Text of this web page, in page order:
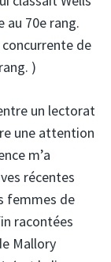
au 70e rang.
de
)
un lectorat
une attention
m’a
récentes
femmes de
racontées
Mallory